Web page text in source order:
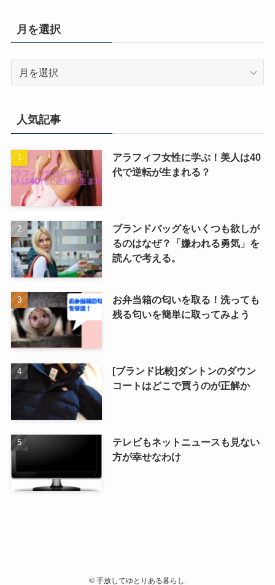
リ
ー
月を選択
人気記事
アラフィフ女性に学ぶ！美人は40
代で逆転が生まれる？
ブランドバッグをいくつも欲しが
るのはなぜ？「嫌われる勇気」を
読んで考える。
お弁当箱の匂いを取る！洗っても
残る匂いを簡単に取ってみよう
[ブランド比較]ダントンのダウン
コートはどこで買うのが正解か
テレビもネットニュースも見ない
方が幸せなわけ
©手放してゆとりある暮らし.